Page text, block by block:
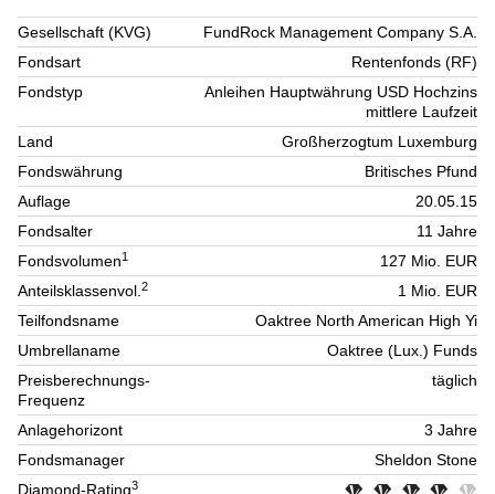
Gesellschaft (KVG)
FundRock Management Company S.A.
Fondsart
Rentenfonds (RF)
Fondstyp
Anleihen Hauptwährung USD Hochzins
mittlere Laufzeit
Land
Großherzogtum Luxemburg
Fondswährung
Britisches Pfund
Auflage
20.05.15
Fondsalter
11 Jahre
Fondsvolumen1
127 Mio. EUR
Anteilsklassenvol.2
1 Mio. EUR
Teilfondsname
Oaktree North American High Yi
Umbrellaname
Oaktree (Lux.) Funds
Preisberechnungs-
Frequenz
täglich
Anlagehorizont
3 Jahre
Fondsmanager
Sheldon Stone
Diamond-Rating3